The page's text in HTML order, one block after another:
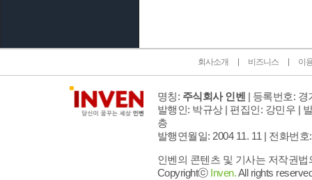
회사소개 비즈니스 이
명칭: 주식회사 인벤 | 등록번호: 경
발행인: 박규상 | 편집인: 강민우 |
층
발행연월일: 2004 11. 11 | 전화번호
인벤의 콘텐츠 및 기사는 저작권
Copyrightⓒ Inven.All rights